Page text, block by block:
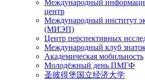
Международный
центр
Международный институт
(МИЭП)
Центр перспективных
Международный клуб
Академическая мобильность
Молодёжный день ПМГФ
圣彼得堡国立经济大学